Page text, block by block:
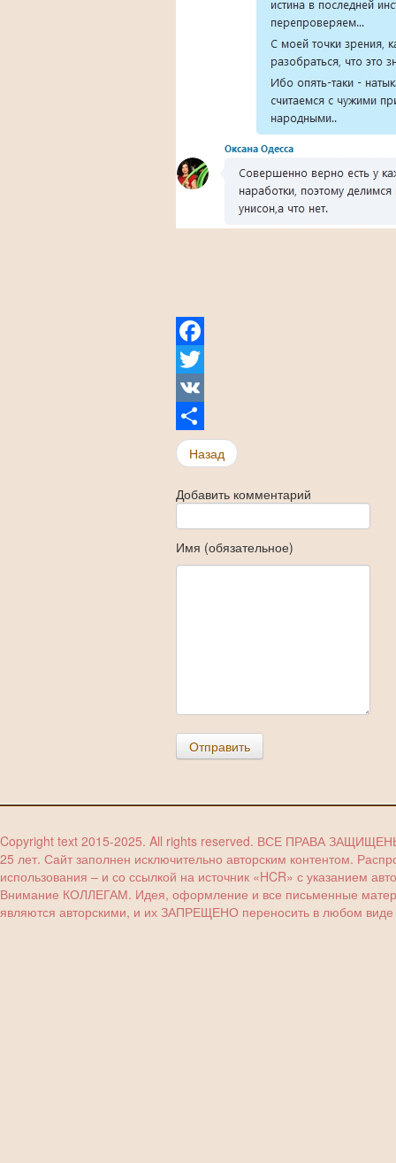
Facebook
Twitter
VK
Share
Назад
Добавить комментарий
Имя (обязательное)
Отправить
Copyright text 2015-2025. All rights reserved. ВСЕ ПРАВА
25 лет. Сайт заполнен исключительно авторским контентом.
использования – и со ссылкой на источник «HCR» с указанием
Внимание КОЛЛЕГАМ. Идея, оформление и все письменные
являются авторскими, и их ЗАПРЕЩЕНО переносить в любом виде